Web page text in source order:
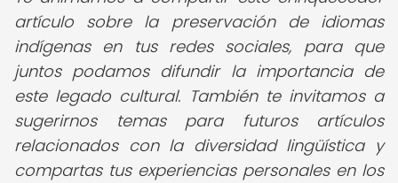
artículo sobre la preservación de idiomas
indígenas en tus redes sociales, para que
juntos podamos difundir la importancia de
este legado cultural. También te invitamos a
sugerirnos temas para futuros artículos
relacionados con la diversidad lingüística y
compartas tus experiencias personales en los